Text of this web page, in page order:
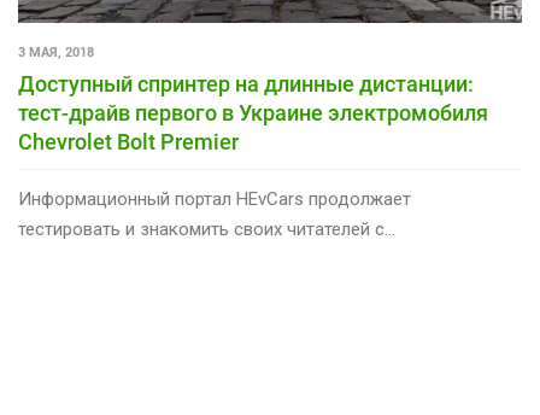
3 МАЯ, 2018
Доступный спринтер на длинные дистанции:
тест-драйв первого в Украине электромобиля
Chevrolet Bolt Premier
Информационный портал HEvCars продолжает
тестировать и знакомить своих читателей с…